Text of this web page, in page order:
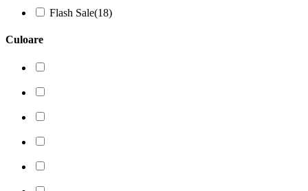
Flash Sale(18)
Culoare